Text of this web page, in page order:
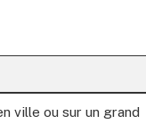
ville ou sur un grand